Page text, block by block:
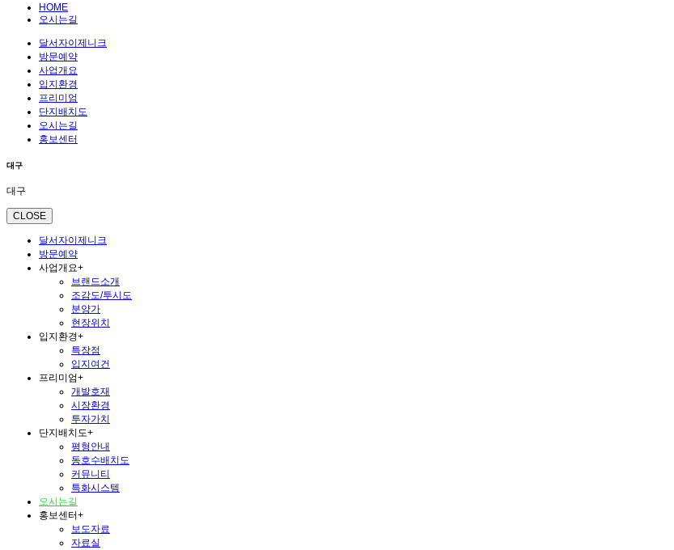
HOME
오시는길
달서자이제니크
방문예약
사업개요
입지환경
프리미엄
단지배치도
오시는길
홍보센터
대구
대구
CLOSE
달서자이제니크
방문예약
사업개요+
브랜드소개
조감도/투시도
분양가
현장위치
입지환경+
특장점
입지여건
프리미엄+
개발호재
시장환경
투자가치
단지배치도+
평형안내
동호수배치도
커뮤니티
특화시스템
오시는길
홍보센터+
보도자료
자료실